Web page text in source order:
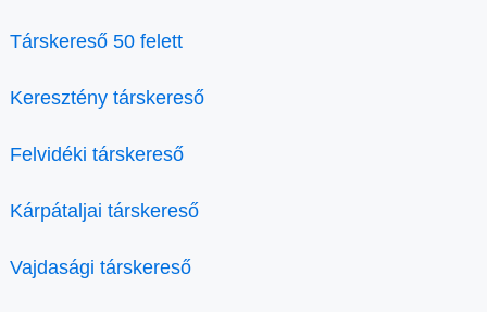
Társkereső 50 felett
Keresztény társkereső
Felvidéki társkereső
Kárpátaljai társkereső
Vajdasági társkereső